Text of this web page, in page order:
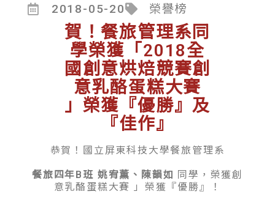
2018-05-20 榮譽榜
賀！餐旅管理系同
學榮獲「2018全
國創意烘焙競賽創
意乳酪蛋糕大賽
」榮獲『優勝』及
『佳作』
恭賀！國立屏東科技大學餐旅管理系
餐旅四年B班 姚宥薫、陳韻如
同學，榮獲創
意乳酪蛋糕大賽 」榮獲『優勝』！